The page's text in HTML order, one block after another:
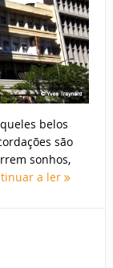
belos
são
sonhos,
a ler